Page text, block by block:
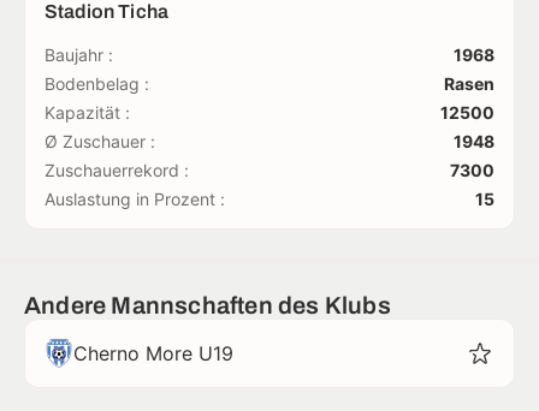
Stadion Ticha
Baujahr :
1968
Bodenbelag :
Rasen
Kapazität :
12500
Ø Zuschauer :
1948
Zuschauerrekord :
7300
Auslastung in Prozent :
15
Andere Mannschaften des Klubs
Cherno More U19